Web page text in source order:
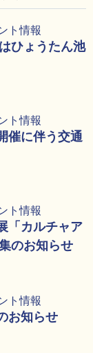
ト情報
ひょうたん池
ト情報
催に伴う交通
ト情報
「カルチャア
のお知らせ
ト情報
お知らせ